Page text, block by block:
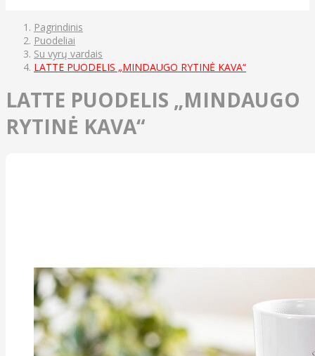
Pagrindinis
Puodeliai
Su vyrų vardais
LATTE PUODELIS „MINDAUGO RYTINĖ KAVA“
LATTE PUODELIS „MINDAUGO
RYTINĖ KAVA“